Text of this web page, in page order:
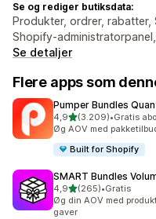
Se og rediger butiksdata:
Produkter, ordrer,
Shopify-
Se detaljer
Flere apps som
Pumper Bundles
4,9ud af 5 stjerner
(3.209)
3209 anmeldelser i alt
•Gratis
Øg AOV med
Built for Shopify
SMART Bundles
4,9ud af 5 stjerner
(265)
265 anmeldelser i alt
•Gratis
Øg din AOV med
gaver